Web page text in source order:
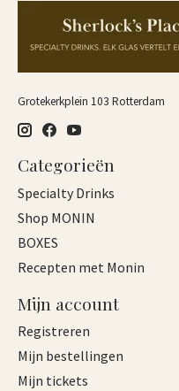
Grotekerkplein 103 Rotterdam
Categorieën
Specialty Drinks
Shop MONIN
BOXES
Recepten met Monin
Mijn account
Registreren
Mijn bestellingen
Mijn tickets